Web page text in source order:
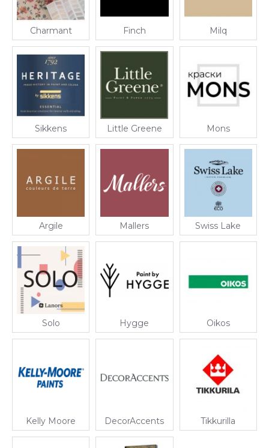
Charmant Finch Milq
Sikkens Little Greene Mons
Argile Mallers Swiss Lake
Solo Hygge Oikos
Kelly Moore DecorAccents Tikkurilla